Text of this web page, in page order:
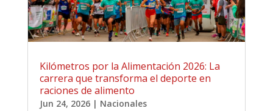
Kilómetros por la Alimentación 2026: La
carrera que transforma el deporte en
raciones de alimento
Jun 24, 2026| Nacionales